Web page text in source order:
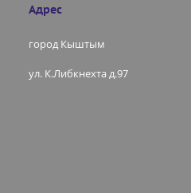
Адрес
город Кыштым
ул. К.Либкнехта д.97